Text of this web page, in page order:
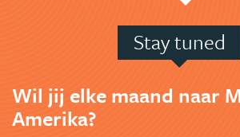
Stay tuned
Wil jij elke maand naar
Amerika?